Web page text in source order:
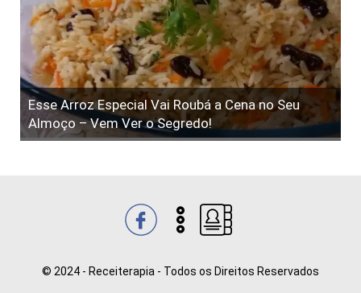
Esse Arroz Especial Vai Roubá a Cena no Seu
Almoço – Vem Ver o Segredo!
© 2024 - Receiterapia - Todos os Direitos Reservados